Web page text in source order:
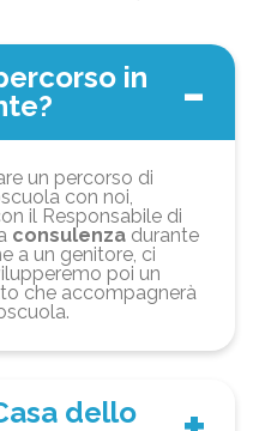
in
un percorso di
con noi,
il Responsabile di
consulenza durante
a un genitore, ci
poi un
che accompagnerà
dello